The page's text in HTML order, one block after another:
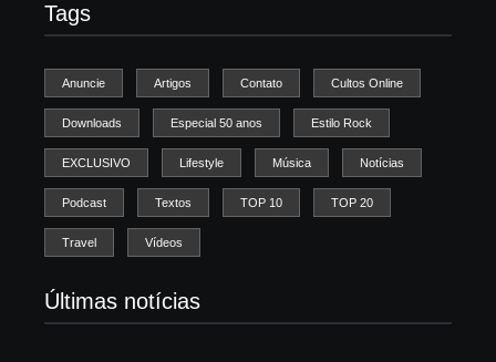
Tags
Anuncie Artigos Contato Cultos Online
Downloads Especial 50 anos Estilo Rock
EXCLUSIVO Lifestyle Música Notícias
Podcast Textos TOP 10 TOP 20
Travel Vídeos
Últimas notícias